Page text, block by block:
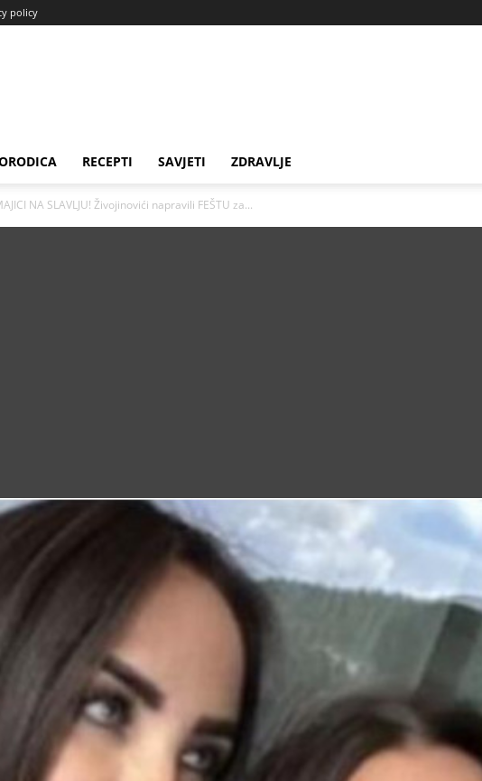
policy
RECEPTI SAVJETI ZDRAVLJE
NA SLAVLJU! Živojinovići napravili FEŠTU za...